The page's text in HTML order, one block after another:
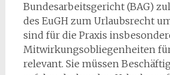
Bundesarbeitsgericht (BAG)
des EuGH zum Urlaubsrecht
sind für die Praxis
Mitwirkungsobliegenheiten
relevant. Sie müssen